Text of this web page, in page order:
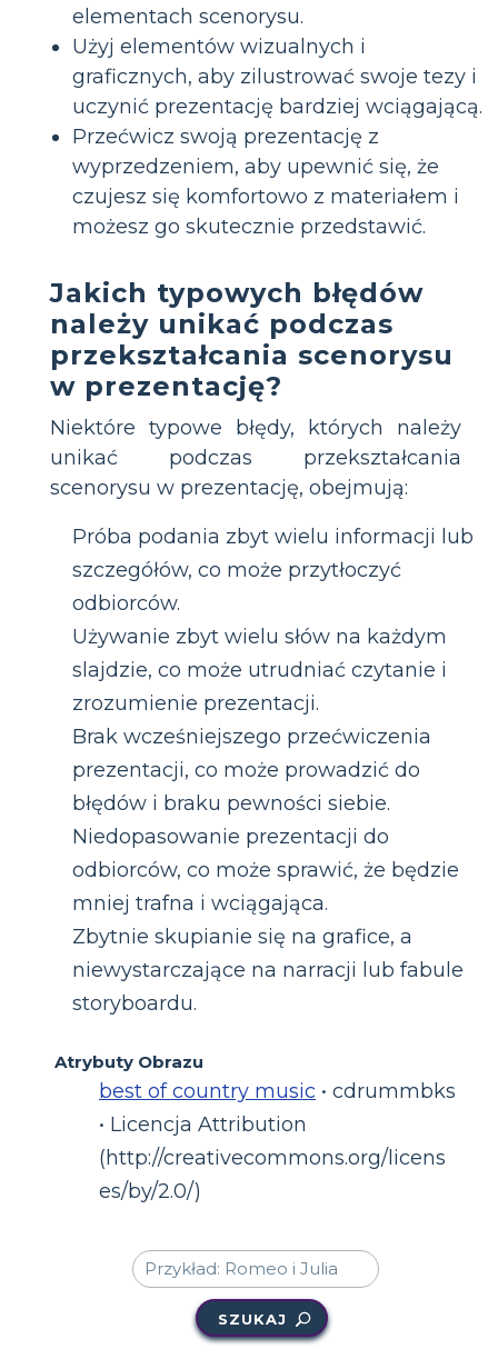
elementach scenorysu.
Użyj elementów wizualnych i
graficznych, aby zilustrować swoje tezy i
uczynić prezentację bardziej wciągającą.
Przećwicz swoją prezentację z
wyprzedzeniem, aby upewnić się, że
czujesz się komfortowo z materiałem i
możesz go skutecznie przedstawić.
Jakich typowych błędów
należy unikać podczas
przekształcania scenorysu
w prezentację?
Niektóre typowe błędy, których należy
unikać podczas przekształcania
scenorysu w prezentację, obejmują:
Próba podania zbyt wielu informacji lub
szczegółów, co może przytłoczyć
odbiorców.
Używanie zbyt wielu słów na każdym
slajdzie, co może utrudniać czytanie i
zrozumienie prezentacji.
Brak wcześniejszego przećwiczenia
prezentacji, co może prowadzić do
błędów i braku pewności siebie.
Niedopasowanie prezentacji do
odbiorców, co może sprawić, że będzie
mniej trafna i wciągająca.
Zbytnie skupianie się na grafice, a
niewystarczające na narracji lub fabule
storyboardu.
Atrybuty Obrazu
best of country music • cdrummbks
• Licencja Attribution
(http://creativecommons.org/licens
es/by/2.0/)
SZUKAJ